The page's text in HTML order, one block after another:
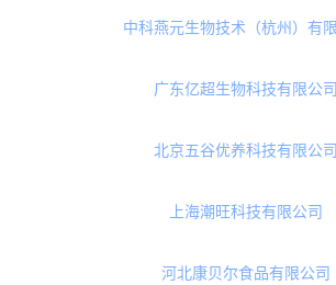
复玖（海南）电子商务有限
北京信达和众国际贸易有限公
上海倍赛科营养品有限公司
烟台新时代健康产业有限公司
朵博士健康科技（杭州）有限